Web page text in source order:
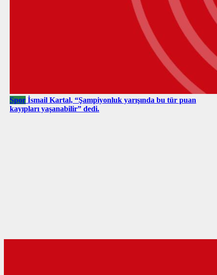
Spor İsmail Kartal, “Şampiyonluk yarışında bu tür puan
kayıpları yaşanabilir” dedi.